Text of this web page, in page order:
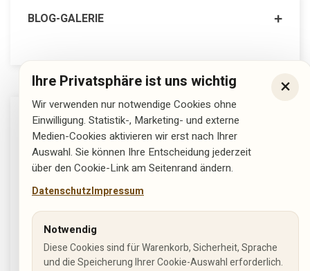
BLOG-GALERIE
UNSER GESCHÄFT, HIER FINDEN SIE UNS
Ihre Privatsphäre ist uns wichtig
Wir verwenden nur notwendige Cookies ohne
Einwilligung. Statistik-, Marketing- und externe
Medien-Cookies aktivieren wir erst nach Ihrer
Auswahl. Sie können Ihre Entscheidung jederzeit
über den Cookie-Link am Seitenrand ändern.
×
DatenschutzImpressum
Notwendig
Diese Cookies sind für Warenkorb, Sicherheit, Sprache
und die Speicherung Ihrer Cookie-Auswahl erforderlich.